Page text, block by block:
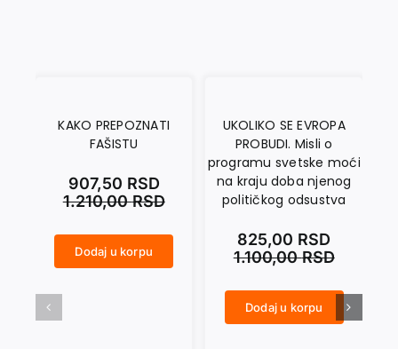
KAKO PREPOZNATI
FAŠISTU
1.210,00RSD
907,50 RSD
Dodaj u korpu
UKOLIKO SE EVROPA
PROBUDI. Misli o
programu svetske moći
na kraju doba njenog
političkog odsustva
1.100,00RSD
825,00 RSD
Dodaj u korpu